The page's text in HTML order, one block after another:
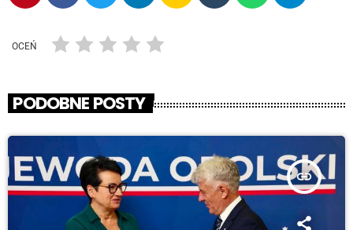
OCEŃ
PODOBNE POSTY
insert_link